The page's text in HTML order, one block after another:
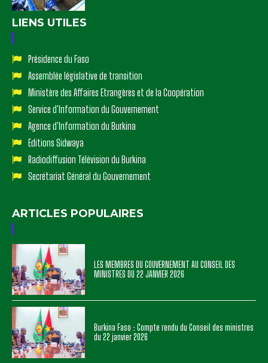
LIENS UTILES
Présidence du Faso
Assemblée législative de transition
Ministère des Affaires Etrangères et de la Coopération
Service d'Information du Gouvernement
Agence d'Information du Burkina
Editions Sidwaya
Radiodiffusion Télévision du Burkina
Secrétariat Général du Gouvernement
ARTICLES POPULAIRES
LES MEMBRES DU GOUVERNEMENT AU CONSEIL DES
MINISTRES DU 22 JANVIER 2026
Burkina Faso : Compte rendu du Conseil des ministres
du 22 janvier 2026